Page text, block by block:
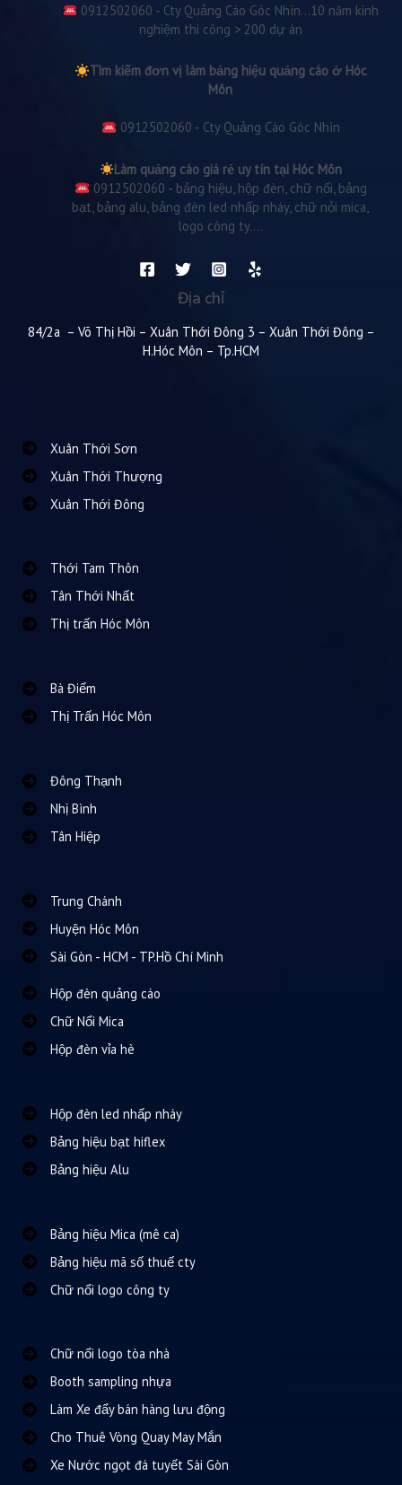
0912502060 - Cty Quảng Cáo Góc Nhìn...10 năm kinh
nghiệm thi công > 200 dự án
Tìm kiếm đơn vị làm bảng hiệu quảng cáo ở Hóc
Môn
0912502060 - Cty Quảng Cáo Góc Nhìn
Làm quảng cáo giá rẻ uy tín tại Hóc Môn
0912502060 - bảng hiệu, hộp đèn, chữ nổi, bảng
bạt, bảng alu, bảng đèn led nhấp nháy, chữ nỏi mica,
logo công ty....
Địa chỉ
84/2a – Võ Thị Hồi – Xuân Thới Đông 3 – Xuân Thới Đông –
H.Hóc Môn – Tp.HCM
Xuân Thới Sơn
Xuân Thới Thượng
Xuân Thới Đông
Thới Tam Thôn
Tân Thới Nhất
Thị trấn Hóc Môn
Bà Điểm
Thị Trấn Hóc Môn
Đông Thạnh
Nhị Bình
Tân Hiệp
Trung Chánh
Huyện Hóc Môn
Sài Gòn - HCM - TP.Hồ Chí Minh
Hộp đèn quảng cáo
Chữ Nổi Mica
Hộp đèn vỉa hè
Hộp đèn led nhấp nháy
Bảng hiệu bạt hiflex
Bảng hiệu Alu
Bảng hiệu Mica (mê ca)
Bảng hiệu mã số thuế cty
Chữ nổi logo công ty
Chữ nổi logo tòa nhà
Booth sampling nhựa
Làm Xe đẩy bán hàng lưu động
Cho Thuê Vòng Quay May Mắn
Xe Nước ngọt đá tuyết Sài Gòn